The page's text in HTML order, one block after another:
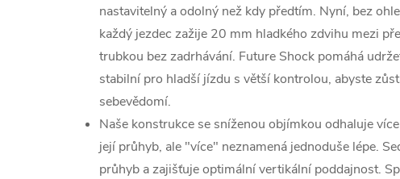
nastavitelný a odolný než kdy předtím. Nyní, bez
každý jezdec zažije 20 mm hladkého zdvihu mezi
trubkou bez zadrhávání. Future Shock pomáhá
stabilní pro hladší jízdu s větší kontrolou, abyste
sebevědomí.
Naše konstrukce se sníženou objímkou odhaluje
její průhyb, ale "více" neznamená jednoduše lépe.
průhyb a zajišťuje optimální vertikální poddajnost.